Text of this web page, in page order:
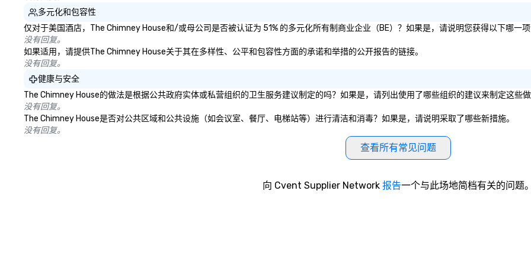
多元化和包容性
仅对于美国酒店，The Chimney House和/或母公司是否被认证为 51% 的多元化所有制商业企业（BE）？如果是，请说明您获得以下哪一项
没有回复。
如果适用，请提供The Chimney House关于其在多样性、公平和包容性方面的承诺和举措的公开报告的链接。
没有回复。
健康与安全
The Chimney House的做法是根据公共政府实体或私营组织的卫生服务建议制定的吗？如果是，请列出使用了哪些组织的建议来制定这些做
没有回复。
The Chimney House是否对公共区域和公共设施（如会议室、餐厅、电梯站等）进行清洁和消毒？如果是，请说明采取了哪些新措施。
没有回复。
查看所有常见问题
向 Cvent Supplier Network 报告一个与此场地简档有关的问题。